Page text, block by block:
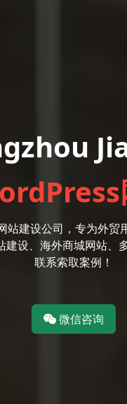
建设公司，专为外贸
建设、海外商城网站、
联系索取案例！
微信咨询